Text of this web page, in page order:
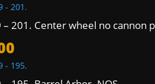
– 201. Center wheel no cannon